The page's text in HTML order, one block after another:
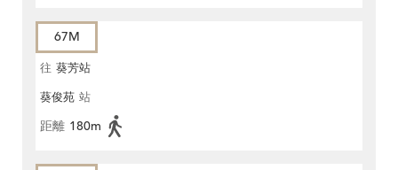
67M
往 葵芳站
葵俊苑 站
距離 180m